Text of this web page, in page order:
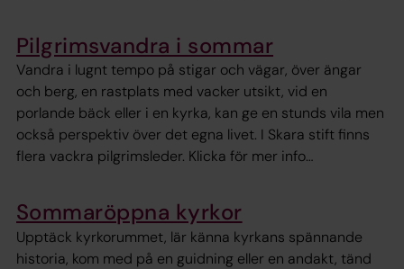
Pilgrimsvandra i sommar
Vandra i lugnt tempo på stigar och vägar, över ängar
och berg, en rastplats med vacker utsikt, vid en
porlande bäck eller i en kyrka, kan ge en stunds vila men
också perspektiv över det egna livet. I Skara stift finns
flera vackra pilgrimsleder. Klicka för mer info…
Sommaröppna kyrkor
Upptäck kyrkorummet, lär känna kyrkans spännande
historia, kom med på en guidning eller en andakt, tänd